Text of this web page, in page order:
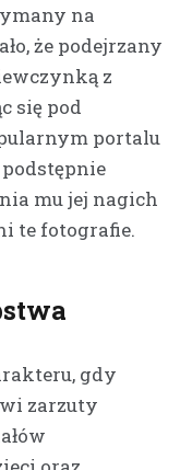
na
że podejrzany
z
się pod
portalu
mu jej nagich
te fotografie.
gdy
zarzuty